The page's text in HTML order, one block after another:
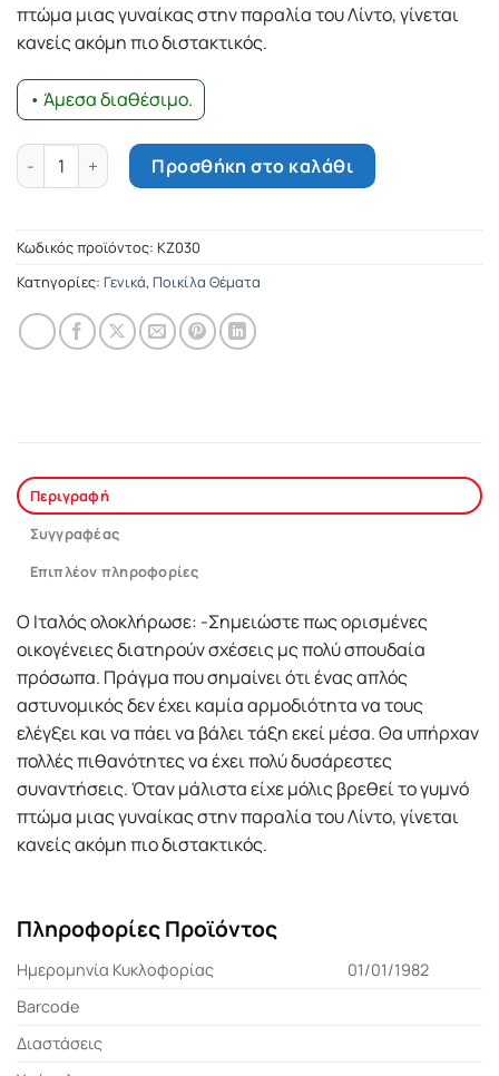
πτώμα μιας γυναίκας στην παραλία του Λίντο, γίνεται
κανείς ακόμη πιο διστακτικός.
• Άμεσα διαθέσιμο.
Ντόλτσε βίστα ποσότηταΠροσθήκη στο καλάθι
Κωδικός προϊόντος: ΚΖ030
Κατηγορίες: Γενικά, Ποικίλα Θέματα
Περιγραφή
Συγγραφέας
Επιπλέον πληροφορίες
Ο Ιταλός ολοκλήρωσε: -Σημειώστε πως ορισμένες
οικογένειες διατηρούν σχέσεις μς πολύ σπουδαία
πρόσωπα. Πράγμα που σημαίνει ότι ένας απλός
αστυνομικός δεν έχει καμία αρμοδιότητα να τους
ελέγξει και να πάει να βάλει τάξη εκεί μέσα. Θα υπήρχαν
πολλές πιθανότητες να έχει πολύ δυσάρεστες
συναντήσεις. Όταν μάλιστα είχε μόλις βρεθεί το γυμνό
πτώμα μιας γυναίκας στην παραλία του Λίντο, γίνεται
κανείς ακόμη πιο διστακτικός.
Πληροφορίες Προϊόντος
Ημερομηνία Κυκλοφορίας
01/01/1982
Barcode
Διαστάσεις